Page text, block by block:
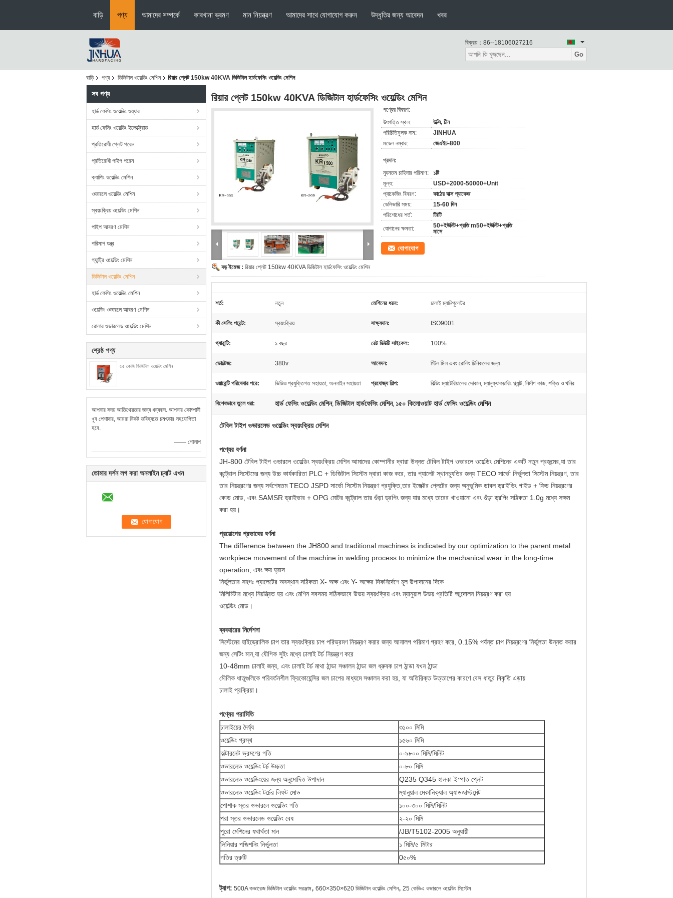
বাড়ি পণ্য আমাদের সম্পর্কে কারখানা ভ্রমণ মান নিয়ন্ত্রণ আমাদের সাথে যোগাযোগ করুন উদ্ধৃতির জন্য আবেদন খবর
বিক্রয়： 86--18106027216
Go
বাড়ি পণ্য ডিজিটাল ওয়েল্ডিং মেশিন রিয়ার প্লেট 150kw 40KVA ডিজিটাল হার্ডফেসিং ওয়েল্ডিং মেশিন
সব পণ্য
হার্ড ফেসিং ওয়েল্ডিং ওয়্যার
হার্ড ফেসিং ওয়েল্ডিং ইলেক্ট্রোড
প্রতিরোধী প্লেট পরেন
প্রতিরোধী পাইপ পরেন
ক্যাপিং ওয়েল্ডিং মেশিন
ওভারলে ওয়েল্ডিং মেশিন
স্বয়ংক্রিয় ওয়েল্ডিং মেশিন
পাইপ আবরণ মেশিন
পরিমাপ যন্ত্র
গ্যান্ট্রি ওয়েল্ডিং মেশিন
ডিজিটাল ওয়েল্ডিং মেশিন
হার্ড ফেসিং ওয়েল্ডিং মেশিন
ওয়েল্ডিং ওভারলে আবরণ মেশিন
রোলার ওভারলেড ওয়েল্ডিং মেশিন
শ্রেষ্ঠ পণ্য
৫৫ কেজি ডিজিটাল ওয়েল্ডিং মেশিন
আপনার সদয় আতিথেয়তার জন্য ধন্যবাদ. আপনার কোম্পানী
খুব পেশাদার, আমরা নিকট ভবিষ্যতে চমৎকার সহযোগিতা
হবে.
—— গোলাপ
তোমার দর্শন লগ করা অনলাইন চ্যাট এখন
রিয়ার প্লেট 150kw 40KVA ডিজিটাল হার্ডফেসিং ওয়েল্ডিং মেশিন
বড় ইমেজ : রিয়ার প্লেট 150kw 40KVA ডিজিটাল হার্ডফেসিং ওয়েল্ডিং মেশিন
পণ্যের বিবরণ:
উৎপত্তি স্থল:
উক্সি, চীন
পরিচিতিমুলক নাম:
JINHUA
মডেল নম্বার:
জেএইচ-800
প্রদান:
ন্যূনতম চাহিদার পরিমাণ:
১টি
মূল্য:
USD+2000-50000+Unit
প্যাকেজিং বিবরণ:
কাঠের বাক্স প্যাকেজ
ডেলিভারি সময়:
15-60 দিন
পরিশোধের শর্ত:
টি/টি
যোগানের ক্ষমতা:
50+ইউনিট+প্রতি m50+ইউনিট+প্রতি
মাসে
যোগাযোগ
শর্ত: নতুন মেশিনের ধরন: ঢালাই ম্যানিপুলেটর
কী সেলিং পয়েন্ট: স্বয়ংক্রিয় সাক্ষ্যদান: ISO9001
গ্যারান্টি: ১ বছর রেট ডিউটি ​​সাইকেল: 100%
ভোল্টেজ: 380v আবেদন: স্টিল মিল এবং রোলিং চিনিকলের জন্য
ওয়ারেন্টি পরিষেবার পরে: ভিডিও প্রযুক্তিগত সহায়তা, অনলাইন সহায়তা প্রযোজ্য শিল্প: বিল্ডিং ম্যাটেরিয়ালের দোকান, ম্যানুফ্যাকচারিং প্ল্যান্ট, নির্মাণ কাজ, শক্তি ও খনির
বিশেষভাবে তুলে ধরা: হার্ড ফেসিং ওয়েল্ডিং মেশিন, ডিজিটাল হার্ডফেসিং মেশিন, ১৫০ কিলোওয়াট হার্ড ফেসিং ওয়েল্ডিং মেশিন
টেবিল টাইপ ওভারলেড ওয়েল্ডিং স্বয়ংক্রিয় মেশিন
পণ্যের বর্ণনা
JH-800 টেবিল টাইপ ওভারলে ওয়েল্ডিং স্বয়ংক্রিয় মেশিন আমাদের কোম্পানীর দ্বারা উন্নত টেবিল টাইপ ওভারলে ওয়েল্ডিং মেশিনের একটি নতুন প্রজন্মের,যা তার
কন্ট্রোল সিস্টেমের জন্য উচ্চ কার্যকারিতা PLC + ডিজিটাল সিস্টেম দ্বারা কাজ করে, তার প্যালেট স্থানচ্যুতির জন্য TECO সার্ভো নির্ভুলতা সিস্টেম নিয়ন্ত্রণ, তার
তার নিয়ন্ত্রণের জন্য সর্বশেষতম TECO JSPD সার্ভো সিস্টেম নিয়ন্ত্রণ প্রযুক্তি,তার ইজেক্টর প্লেটের জন্য অনুভূমিক ডাবল ড্রাইভিং গাইড + ফিড নিয়ন্ত্রণের
কোড মোড, এবং SAMSR ড্রাইভার + OPG মোটর কন্ট্রোল তার গুঁড়া ড্রপিং জন্য যার মধ্যে তারের খাওয়ানো এবং গুঁড়া ড্রপিং সঠিকতা 1.0g মধ্যে সক্ষম
করা হয়।
প্রয়োগের প্রভাবের বর্ণনা
The difference between the JH800 and traditional machines is indicated by our optimization to the parent metal
workpiece movement of the machine in welding process to minimize the mechanical wear in the long-time
operation, এবং ক্ষয় হ্রাস
নির্ভুলতার সহগঃ প্যালেটের অবস্থান সঠিকতা X- অক্ষ এবং Y- অক্ষের দিকনির্দেশে মূল উপাদানের দিকে
মিলিমিটার মধ্যে নিয়ন্ত্রিত হয় এবং মেশিন সবসময় সঠিকভাবে উভয় স্বয়ংক্রিয় এবং ম্যানুয়াল উভয় প্রতিটি আন্দোলন নিয়ন্ত্রণ করা হয়
ওয়েল্ডিং মোড।
ব্যবহারের নির্দেশনা
সিস্টেমের হাইড্রোলিক চাপ তার স্বয়ংক্রিয় চাপ পরিভ্রমণ নিয়ন্ত্রণ করার জন্য আনালগ পরিমাণ গ্রহণ করে, 0.15% পর্যন্ত চাপ নিয়ন্ত্রণের নির্ভুলতা উন্নত করার
জন্য সেটিং মান,যা যৌগিক সুইং মধ্যে ঢালাই টর্চ নিয়ন্ত্রণ করে
10-48mm ঢালাই জন্য, এবং ঢালাই টর্চ মাথা ঠান্ডা সঞ্চালন ঠান্ডা জল ধ্রুবক চাপ ঠান্ডা যখন ঠান্ডা
মৌলিক ধাতুগুলিকে পরিবর্তনশীল ফ্রিকোয়েন্সির জল চাপের মাধ্যমে সঞ্চালন করা হয়, যা অতিরিক্ত উত্তাপের কারণে বেস ধাতুর বিকৃতি এড়ায়
ঢালাই প্রক্রিয়া।
পণ্যের পরামিতি
ঢালাইয়ের দৈর্ঘ্য
৩১০০ মিমি
ওয়েল্ডিং প্রস্থ
১৫৬০ মিমি
অল্টারনেট ভ্রমণের গতি
০-৯৮০০ মিমি/মিনিট
ওভারলেড ওয়েল্ডিং টর্চ উচ্চতা
০-৮০ মিমি
ওভারলেড ওয়েল্ডিংয়ের জন্য অনুমোদিত উপাদান
Q235 Q345 হালকা ইস্পাত প্লেট
ওভারলেড ওয়েল্ডিং টর্চের লিফট মোড
ম্যানুয়াল মেকানিক্যাল অ্যাডজাস্টমেন্ট
পোশাক স্তর ওভারলে ওয়েল্ডিং গতি
১০০-৩০০ মিমি/মিনিট
পরা স্তর ওভারলেড ওয়েল্ডিং বেধ
২-২০ মিমি
পুরো মেশিনের যথার্থতা মান
/JB/T5102-2005 অনুযায়ী
লিনিয়ার পজিশনিং নির্ভুলতা
১ মিমি/৫ মিটার
গতির ত্রুটি
0৫০%
ট্যাগ: 500A কভারেজ ডিজিটাল ওয়েল্ডিং সরঞ্জাম, 660×350×620 ডিজিটাল ওয়েল্ডিং মেশিন, 25 কেভিএ ওভারলে ওয়েল্ডিং সিস্টেম